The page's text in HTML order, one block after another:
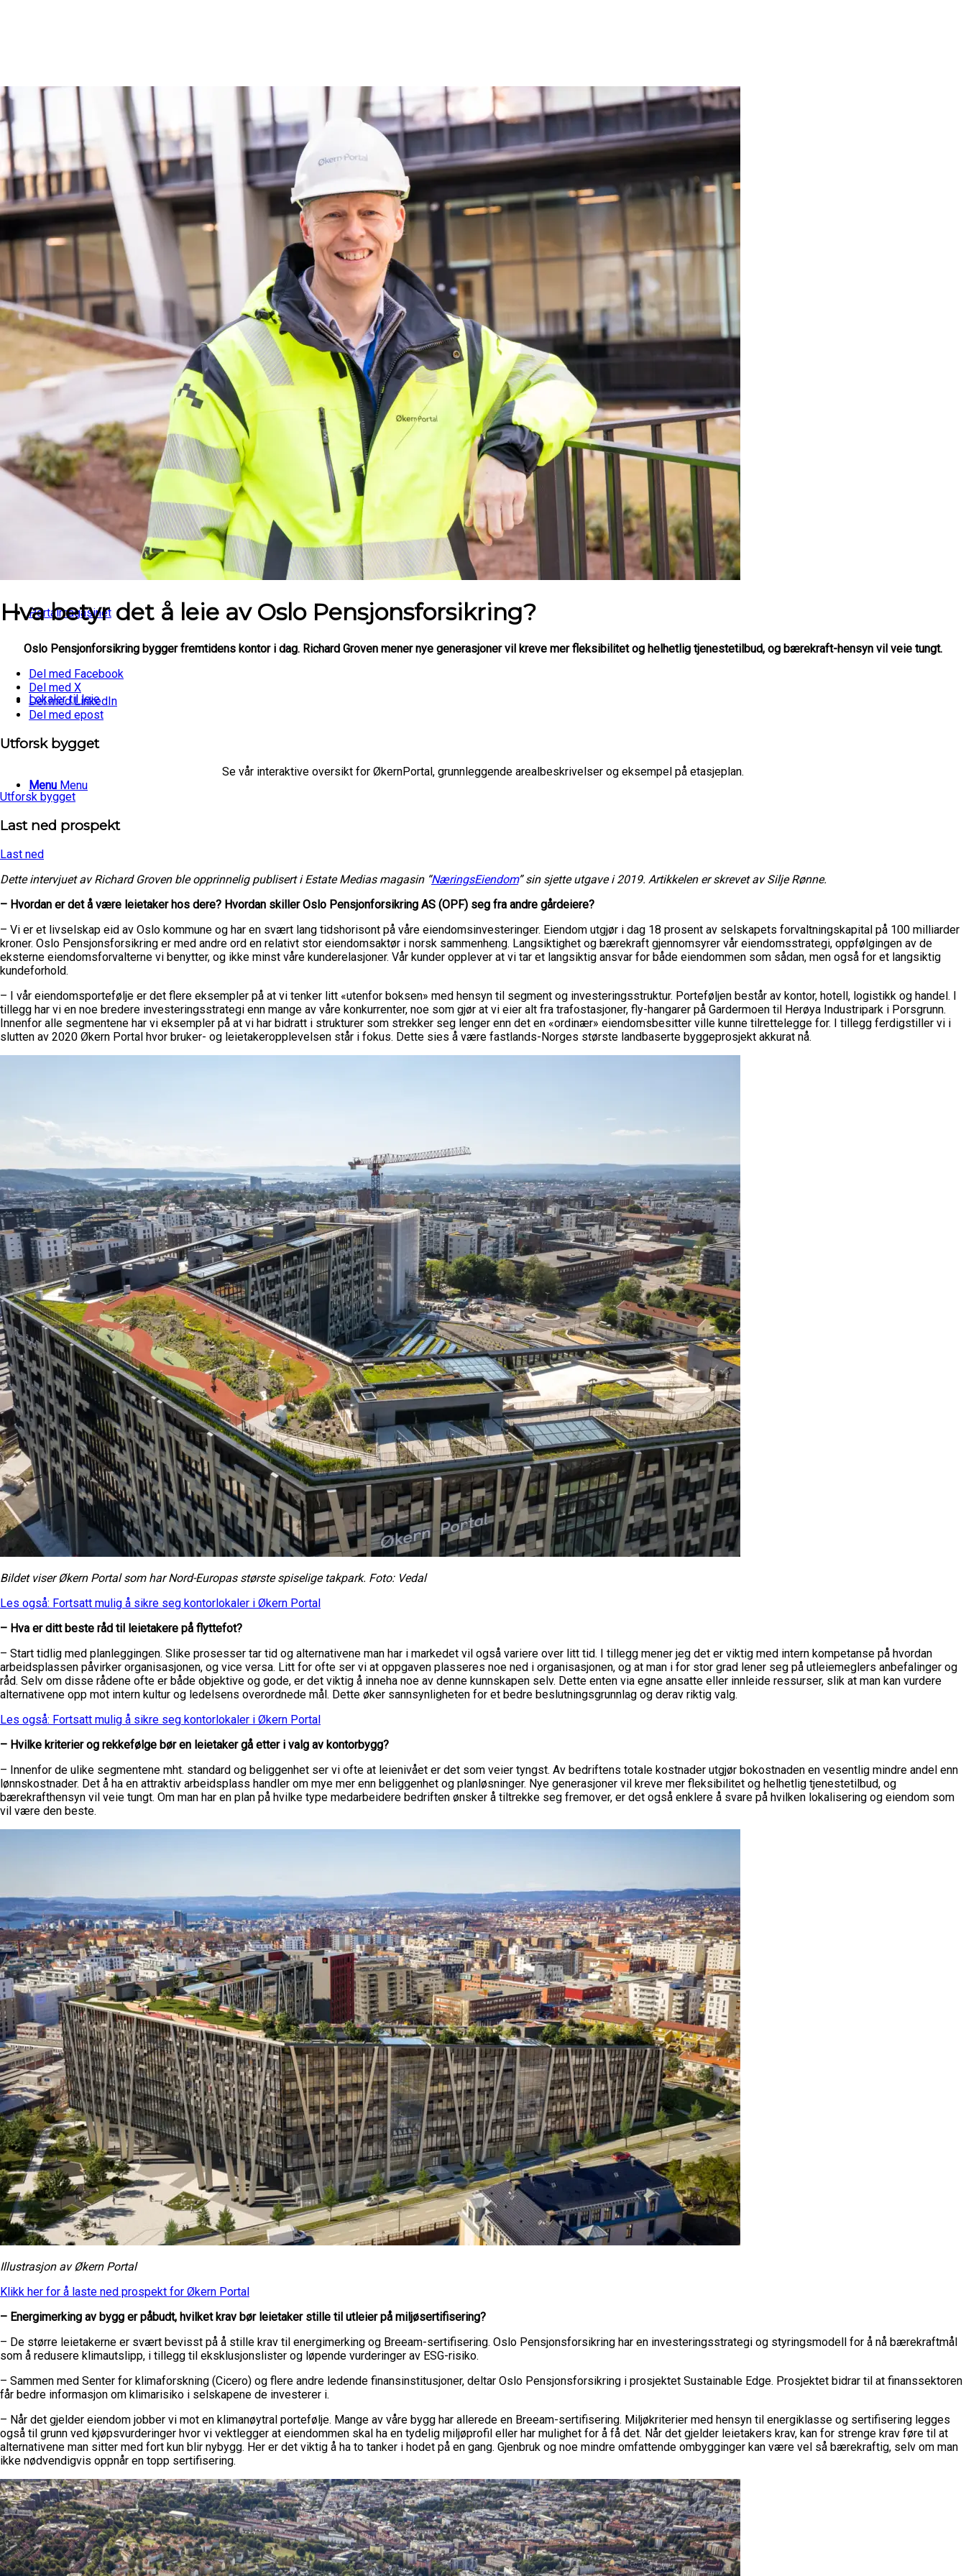
Om Økern Portal
Portalmagasinet
Lokaler til leie
Menu Menu
Hva betyr det å leie av Oslo Pensjonsforsikring?
Oslo Pensjonforsikring bygger fremtidens kontor i dag. Richard Groven mener nye generasjoner vil kreve mer fleksibilitet og helhetlig tjenestetilbud, og bærekraft-hensyn vil veie tungt.
Del med Facebook
Del med X
Del med LinkedIn
Del med epost
Utforsk bygget
Se vår interaktive oversikt for ØkernPortal, grunnleggende arealbeskrivelser og eksempel på etasjeplan.
Utforsk bygget
Last ned prospekt
Last ned
Dette intervjuet av Richard Groven ble opprinnelig publisert i Estate Medias magasin “NæringsEiendom” sin sjette utgave i 2019. Artikkelen er skrevet av Silje Rønne.
– Hvordan er det å være leietaker hos dere? Hvordan skiller Oslo Pensjonforsikring AS (OPF) seg fra andre gårdeiere?
– Vi er et livselskap eid av Oslo kommune og har en svært lang tidshorisont på våre eiendomsinvesteringer. Eiendom utgjør i dag 18 prosent av selskapets forvaltningskapital på 100 milliarder
kroner. Oslo Pensjonsforsikring er med andre ord en relativt stor eiendomsaktør i norsk sammenheng. Langsiktighet og bærekraft gjennomsyrer vår eiendomsstrategi, oppfølgingen av de
eksterne eiendomsforvalterne vi benytter, og ikke minst våre kunderelasjoner. Vår kunder opplever at vi tar et langsiktig ansvar for både eiendommen som sådan, men også for et langsiktig
kundeforhold.
– I vår eiendomsportefølje er det flere eksempler på at vi tenker litt «utenfor boksen» med hensyn til segment og investeringsstruktur. Porteføljen består av kontor, hotell, logistikk og handel. I
tillegg har vi en noe bredere investeringsstrategi enn mange av våre konkurrenter, noe som gjør at vi eier alt fra trafostasjoner, fly-hangarer på Gardermoen til Herøya Industripark i Porsgrunn.
Innenfor alle segmentene har vi eksempler på at vi har bidratt i strukturer som strekker seg lenger enn det en «ordinær» eiendomsbesitter ville kunne tilrettelegge for. I tillegg ferdigstiller vi i
slutten av 2020 Økern Portal hvor bruker- og leietakeropplevelsen står i fokus. Dette sies å være fastlands-Norges største landbaserte byggeprosjekt akkurat nå.
Bildet viser Økern Portal som har Nord-Europas største spiselige takpark. Foto: Vedal
Les også: Fortsatt mulig å sikre seg kontorlokaler i Økern Portal
– Hva er ditt beste råd til leietakere på flyttefot?
– Start tidlig med planleggingen. Slike prosesser tar tid og alternativene man har i markedet vil også variere over litt tid. I tillegg mener jeg det er viktig med intern kompetanse på hvordan
arbeidsplassen påvirker organisasjonen, og vice versa. Litt for ofte ser vi at oppgaven plasseres noe ned i organisasjonen, og at man i for stor grad lener seg på utleiemeglers anbefalinger og
råd. Selv om disse rådene ofte er både objektive og gode, er det viktig å inneha noe av denne kunnskapen selv. Dette enten via egne ansatte eller innleide ressurser, slik at man kan vurdere
alternativene opp mot intern kultur og ledelsens overordnede mål. Dette øker sannsynligheten for et bedre beslutningsgrunnlag og derav riktig valg.
Les også: Fortsatt mulig å sikre seg kontorlokaler i Økern Portal
– Hvilke kriterier og rekkefølge bør en leietaker gå etter i valg av kontorbygg?
– Innenfor de ulike segmentene mht. standard og beliggenhet ser vi ofte at leienivået er det som veier tyngst. Av bedriftens totale kostnader utgjør bokostnaden en vesentlig mindre andel enn
lønnskostnader. Det å ha en attraktiv arbeidsplass handler om mye mer enn beliggenhet og planløsninger. Nye generasjoner vil kreve mer fleksibilitet og helhetlig tjenestetilbud, og
bærekrafthensyn vil veie tungt. Om man har en plan på hvilke type medarbeidere bedriften ønsker å tiltrekke seg fremover, er det også enklere å svare på hvilken lokalisering og eiendom som
vil være den beste.
Illustrasjon av Økern Portal
Klikk her for å laste ned prospekt for Økern Portal
– Energimerking av bygg er påbudt, hvilket krav bør leietaker stille til utleier på miljøsertifisering?
– De større leietakerne er svært bevisst på å stille krav til energimerking og Breeam-sertifisering. Oslo Pensjonsforsikring har en investeringsstrategi og styringsmodell for å nå bærekraftmål
som å redusere klimautslipp, i tillegg til eksklusjonslister og løpende vurderinger av ESG-risiko.
– Sammen med Senter for klimaforskning (Cicero) og flere andre ledende finansinstitusjoner, deltar Oslo Pensjonsforsikring i prosjektet Sustainable Edge. Prosjektet bidrar til at finanssektoren
får bedre informasjon om klimarisiko i selskapene de investerer i.
– Når det gjelder eiendom jobber vi mot en klimanøytral portefølje. Mange av våre bygg har allerede en Breeam-sertifisering. Miljøkriterier med hensyn til energiklasse og sertifisering legges
også til grunn ved kjøpsvurderinger hvor vi vektlegger at eiendommen skal ha en tydelig miljøprofil eller har mulighet for å få det. Når det gjelder leietakers krav, kan for strenge krav føre til at
alternativene man sitter med fort kun blir nybygg. Her er det viktig å ha to tanker i hodet på en gang. Gjenbruk og noe mindre omfattende ombygginger kan være vel så bærekraftig, selv om man
ikke nødvendigvis oppnår en topp sertifisering.